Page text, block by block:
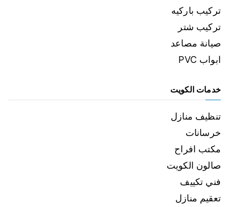
تركيب باركيه
تركيب شتر
صيانة مصاعد
ابواب PVC
خدمات الكويت
تنظيف منازل
خرسانات
مكتب افراح
صالون الكويت
فني تكييف
تعقيم منازل